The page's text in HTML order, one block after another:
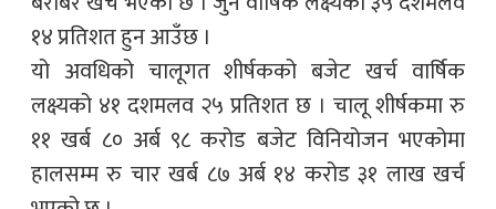
१४ प्रतिशत हुन आउँछ ।
यो अवधिको चालूगत शीर्षकको बजेट खर्च वार्षिक
लक्ष्यको ४१ दशमलव २५ प्रतिशत छ । चालू शीर्षकमा रु
११ खर्ब ८० अर्ब ९८ करोड बजेट विनियोजन भएकोमा
हालसम्म रु चार खर्ब ८७ अर्ब १४ करोड ३१ लाख खर्च